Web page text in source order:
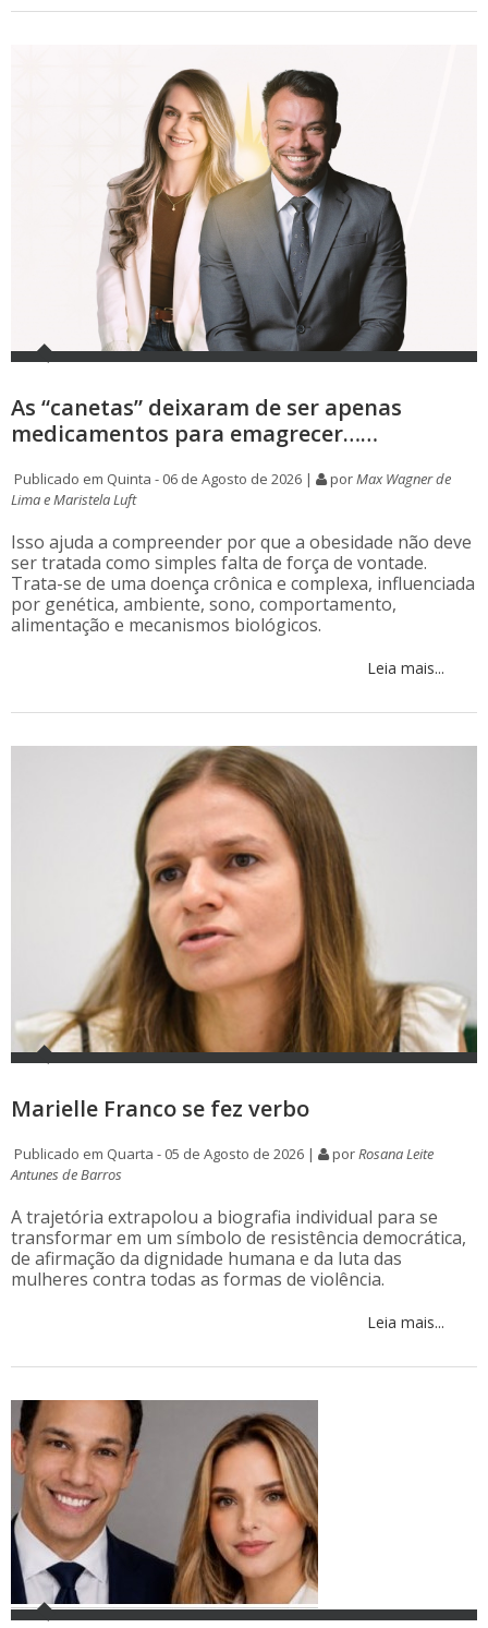
As “canetas” deixaram de ser apenas
medicamentos para emagrecer……
Publicado em Quinta - 06 de Agosto de 2026 | porMax Wagner de
Lima e Maristela Luft
Isso ajuda a compreender por que a obesidade não deve
ser tratada como simples falta de força de vontade.
Trata-se de uma doença crônica e complexa, influenciada
por genética, ambiente, sono, comportamento,
alimentação e mecanismos biológicos.
Leia mais...
Marielle Franco se fez verbo
Publicado em Quarta - 05 de Agosto de 2026 | porRosana Leite
Antunes de Barros
A trajetória extrapolou a biografia individual para se
transformar em um símbolo de resistência democrática,
de afirmação da dignidade humana e da luta das
mulheres contra todas as formas de violência.
Leia mais...